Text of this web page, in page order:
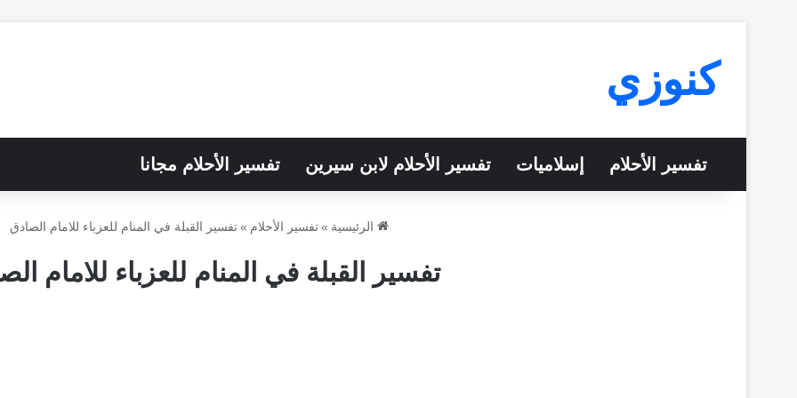
كنوزي
تفسير الأحلام إسلاميات تفسير الأحلام لابن سيرين تفسير الأحلام مجانا
الرئيسية »تفسير الأحلام »تفسير القبلة في المنام للعزباء للامام الصادق
تفسير القبلة في المنام للعزباء للامام